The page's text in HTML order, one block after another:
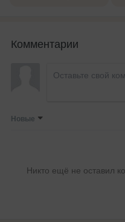
Комментарии
Новые
Никто ещё не оставил